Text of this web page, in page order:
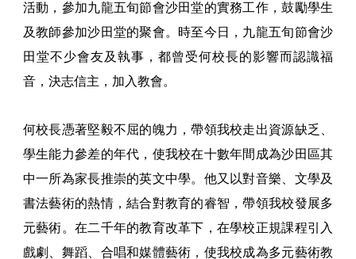
活動，參加九龍五旬節會沙田堂的實務工作，鼓勵學生
及教師參加沙田堂的聚會。時至今日，九龍五旬節會沙
田堂不少會友及執事，都曾受何校長的影響而認識福
音，決志信主，加入教會。
何校長憑著堅毅不屈的魄力，帶領我校走出資源缺乏、
學生能力參差的年代，使我校在十數年間成為沙田區其
中一所為家長推崇的英文中學。他又以對音樂、文學及
書法藝術的熱情，結合對教育的睿智，帶領我校發展多
元藝術。在二千年的教育改革下，在學校正規課程引入
戲劇、舞蹈、合唱和媒體藝術，使我校成為多元藝術教